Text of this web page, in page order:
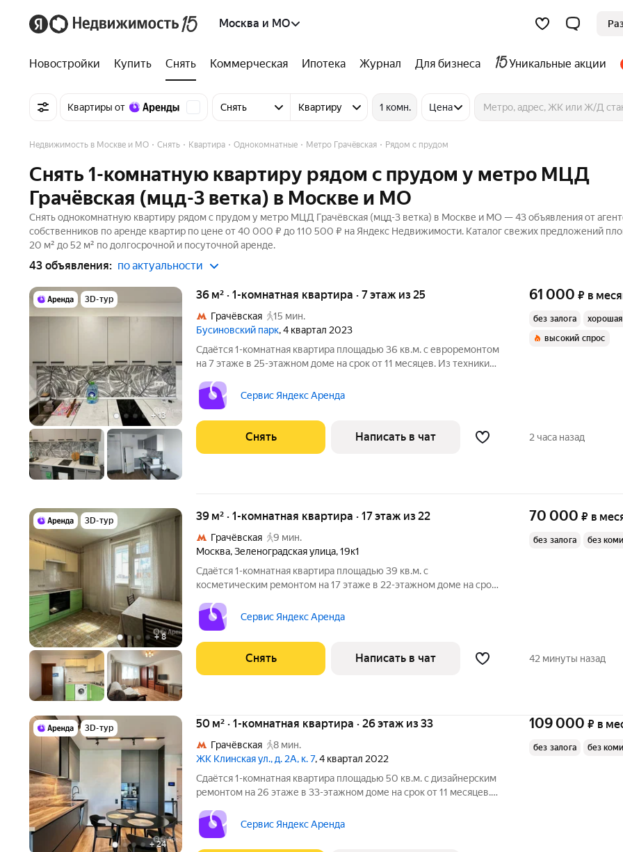
Москва и МО
Новостройки Купить Снять Коммерческая Ипотека Журнал Для бизнеса Уникальные акции
Квартиры от Снять Квартиру 1 комн. Цена
Недвижимость в Москве и МО Снять Квартира Однокомнатные Метро Грачёвская Рядом с прудом
Снять 1-комнатную квартиру рядом с прудом у метро МЦД
Грачёвская (мцд-3 ветка) в Москве и МО
Снять однокомнатную квартиру рядом с прудом у метро МЦД Грачёвская (мцд-3 ветка) в Москве и МО — 43 объявления от
собственников по аренде квартир по цене от 40 000 ₽ до 110 500 ₽ на Яндекс Недвижимости. Каталог свежих предложений
20 м² до 52 м² по долгосрочной и посуточной аренде.
43 объявления: по актуальности
3D-тур
+13
36 м² · 1-комнатная квартира · 7 этаж из 25
Грачёвская
15 мин.
Бусиновский парк, 4 квартал 2023
Сдаётся 1-комнатная квартира площадью 36 кв.м. с евроремонтом
на 7 этаже в 25-этажном доме на срок от 11 месяцев. Из техники
панельный, окна выходят на улицу. В подъезде 4 лифта - 2
грузовых и
Сервис Яндекс Аренда
61 000 ₽ в
без залога
высокий спрос
Снять Написать в чат 2 часа назад
3D-тур
+8
39 м² · 1-комнатная квартира · 17 этаж из 22
Грачёвская
9 мин.
Москва,Зеленоградская улица,19к1
Сдаётся 1-комнатная квартира площадью 39 кв.м. с
косметическим ремонтом на 17 этаже в 22-этажном доме на срок
Стиральная машина Холодильник Посудомоечная машина
Кондиционер Дом - панельный,
Сервис Яндекс Аренда
70 000 ₽ в
без залога без
Снять Написать в чат 42 минуты назад
3D-тур
+24
50 м² · 1-комнатная квартира · 26 этаж из 33
Грачёвская
8 мин.
ЖК Клинская ул., д. 2А, к. 7, 4 квартал 2022
Сдаётся 1-комнатная квартира площадью 50 кв.м. с дизайнерским
ремонтом на 26 этаже в 33-этажном доме на срок от 11 месяцев.
Сервис Яндекс Аренда
109 000 ₽ в
без залога без